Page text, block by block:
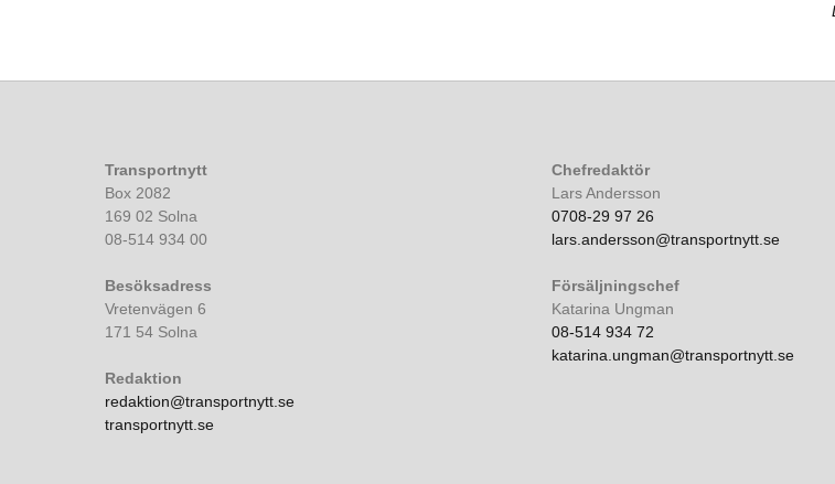
Transportnytt
Box 2082
169 02 Solna
08-514 934 00
Besöksadress
Vretenvägen 6
171 54 Solna
Redaktion
redaktion@transportnytt.se
transportnytt.se
Chefredaktör
Lars Andersson
0708-29 97 26
lars.andersson@transportnytt.se
Försäljningschef
Katarina Ungman
08-514 934 72
katarina.ungman@transportnytt.se